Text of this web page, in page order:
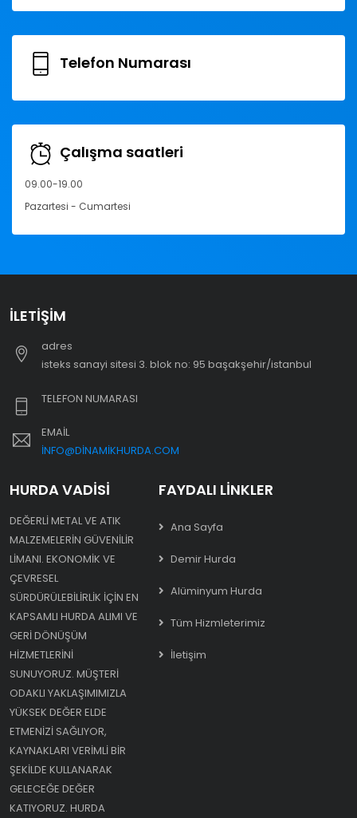
Telefon Numarası
Çalışma saatleri
09.00-19.00
Pazartesi - Cumartesi
İLETIŞIM
adres
i̇steks sanayi sitesi 3. blok no: 95 başakşehir/i̇stanbul
TELEFON NUMARASI
EMAIL
INFO@DINAMIKHURDA.COM
HURDA VADISI
DEĞERLI METAL VE ATIK
MALZEMELERIN GÜVENILIR
LIMANI. EKONOMIK VE
ÇEVRESEL
SÜRDÜRÜLEBILIRLIK IÇIN EN
KAPSAMLI HURDA ALIMI VE
GERI DÖNÜŞÜM
HIZMETLERINI
SUNUYORUZ. MÜŞTERI
ODAKLI YAKLAŞIMIMIZLA
YÜKSEK DEĞER ELDE
ETMENIZI SAĞLIYOR,
KAYNAKLARI VERIMLI BIR
ŞEKILDE KULLANARAK
GELECEĞE DEĞER
KATIYORUZ. HURDA
FAYDALI LINKLER
Ana Sayfa
Demir Hurda
Alüminyum Hurda
Tüm Hizmleterimiz
İletişim